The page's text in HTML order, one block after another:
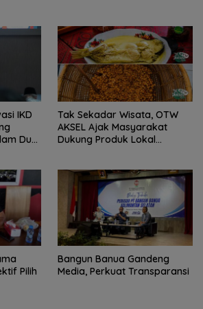
IKD
Dua
Tak Sekadar Wisata, OTW
AKSEL Ajak Masyarakat
Dukung Produk Lokal
Pilih
Bangun Banua Gandeng
Media, Perkuat Transparansi